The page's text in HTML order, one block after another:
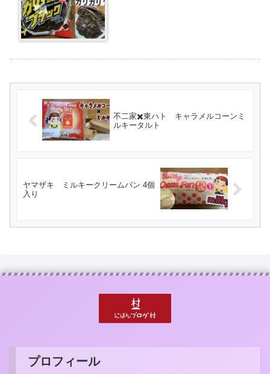
不二家✖️東ハト キャラメルコーンミ
ルキータルト
ヤマザキ ミルキークリームパン 4個
入り
プロフィール